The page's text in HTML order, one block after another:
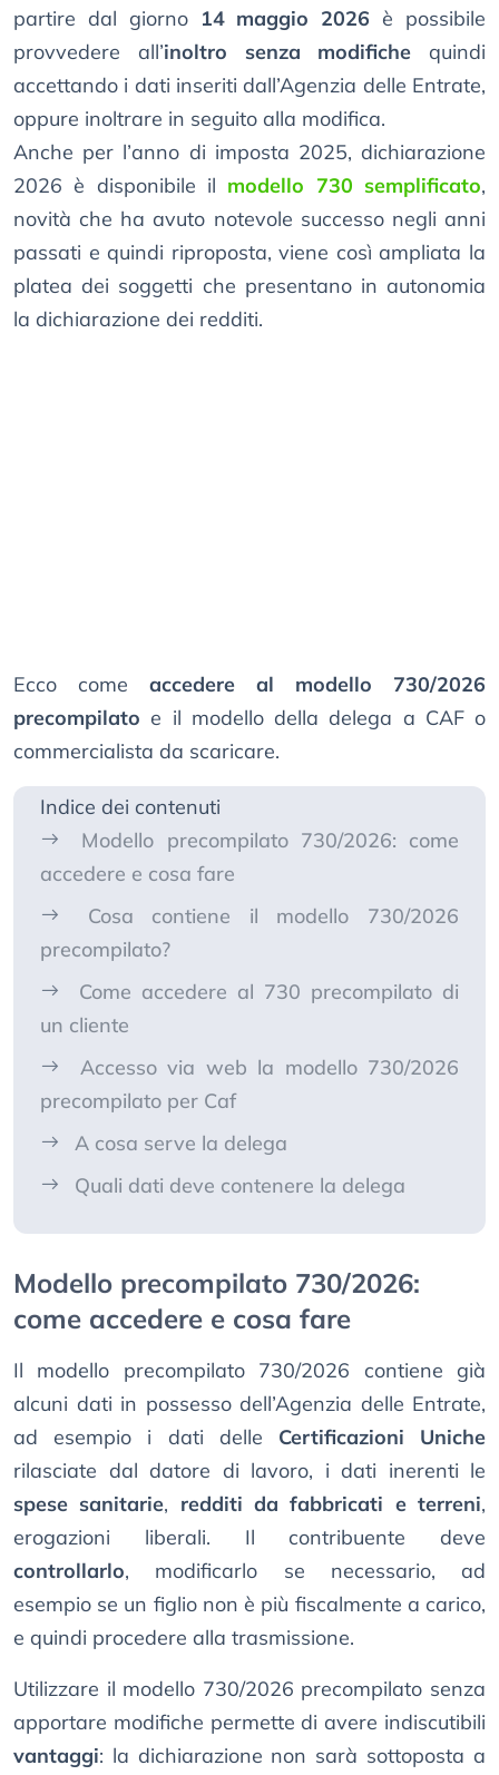
partire dal giorno 14 maggio 2026 è possibile
provvedere all’inoltro senza modifiche quindi
accettando i dati inseriti dall’Agenzia delle Entrate,
oppure inoltrare in seguito alla modifica.
Anche per l’anno di imposta 2025, dichiarazione
2026 è disponibile il modello 730 semplificato,
novità che ha avuto notevole successo negli anni
passati e quindi riproposta, viene così ampliata la
platea dei soggetti che presentano in autonomia
la dichiarazione dei redditi.
Ecco come accedere al modello 730/2026
precompilato e il modello della delega a CAF o
commercialista da scaricare.
Indice dei contenuti
Modello precompilato 730/2026: come
accedere e cosa fare
Cosa contiene il modello 730/2026
precompilato?
Come accedere al 730 precompilato di
un cliente
Accesso via web la modello 730/2026
precompilato per Caf
A cosa serve la delega
Quali dati deve contenere la delega
Modello precompilato 730/2026:
come accedere e cosa fare
Il modello precompilato 730/2026 contiene già
alcuni dati in possesso dell’Agenzia delle Entrate,
ad esempio i dati delle Certificazioni Uniche
rilasciate dal datore di lavoro, i dati inerenti le
spese sanitarie, redditi da fabbricati e terreni,
erogazioni liberali. Il contribuente deve
controllarlo, modificarlo se necessario, ad
esempio se un figlio non è più fiscalmente a carico,
e quindi procedere alla trasmissione.
Utilizzare il modello 730/2026 precompilato senza
apportare modifiche permette di avere indiscutibili
vantaggi: la dichiarazione non sarà sottoposta a